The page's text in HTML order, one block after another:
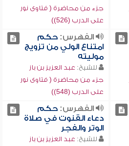
جزء من محاضرة ( فتاوى نور
على الدرب (526))
الفهرس:حكم
امتناع الولي من تزويج
موليته
للشيخ: عبد العزيز بن باز
جزء من محاضرة ( فتاوى نور
على الدرب (548))
الفهرس:حكم
دعاء القنوت في صلاة
الوتر والفجر
للشيخ: عبد العزيز بن باز